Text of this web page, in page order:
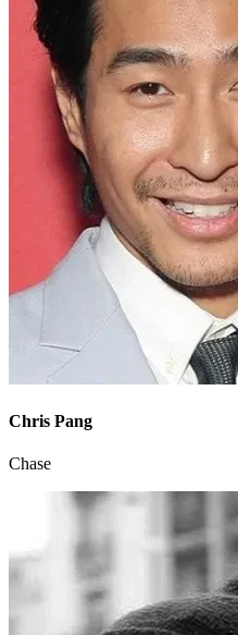
Chris Pang
Chase